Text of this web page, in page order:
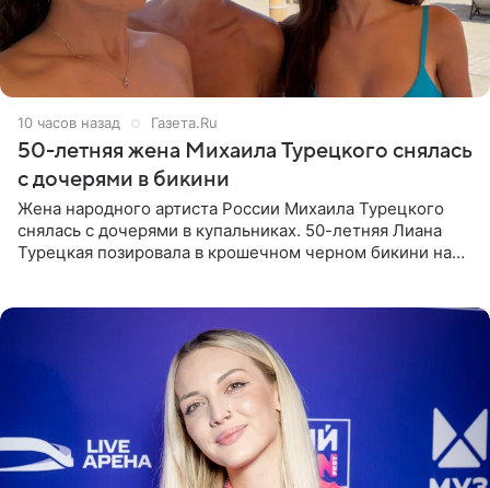
10 часов назад Газета.Ru
50-летняя жена Михаила Турецкого снялась
с дочерями в бикини
Жена народного артиста России Михаила Турецкого
снялась с дочерями в купальниках. 50-летняя Лиана
Турецкая позировала в крошечном черном бикини на